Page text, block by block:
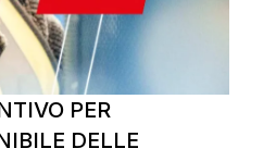
PER
DELLE